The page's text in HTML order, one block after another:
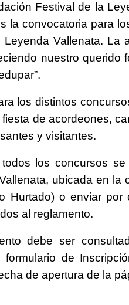
Festival de la
la convocatoria para
Vallenata. La
nuestro querido
los distintos
de acordeones,
y visitantes.
los concursos
ubicada en
Hurtado) o enviar por
al reglamento.
debe ser
formulario de
de apertura de la